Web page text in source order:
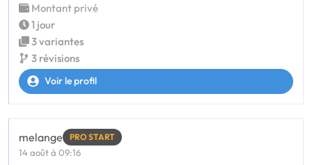
Montant privé
1 jour
3 variantes
3 révisions
Voir le profil
melange PRO START
14 août à 09:16